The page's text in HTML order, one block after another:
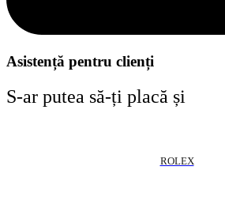
Asistență pentru clienți
S-ar putea să-ți placă și
ROLEX